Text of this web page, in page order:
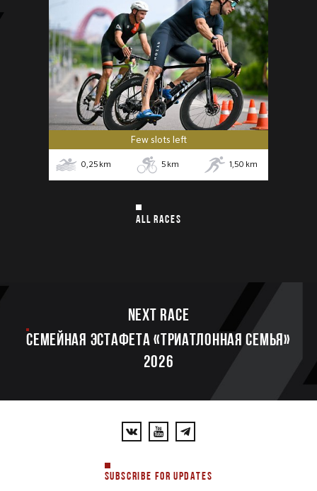
Few slots left
0,25 km 5 km 1,50 km
ALL RACES
Next race
Семейная эстафета «Триатлонная семья»
2026
SUBSCRIBE FOR UPDATES